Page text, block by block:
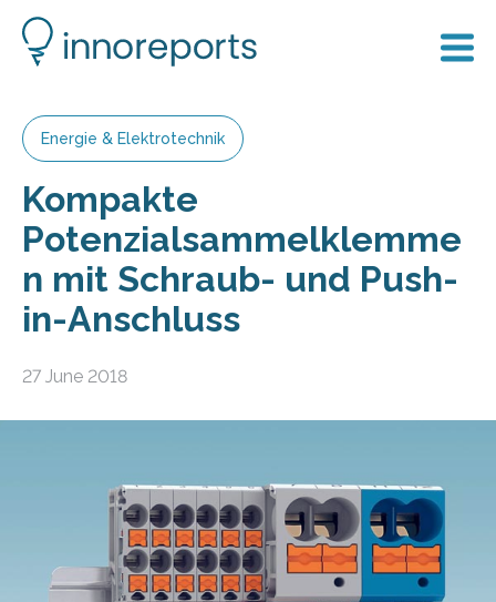
Energie & Elektrotechnik
Kompakte
Potenzialsammelklemme
n mit Schraub- und Push-
in-Anschluss
27 June 2018